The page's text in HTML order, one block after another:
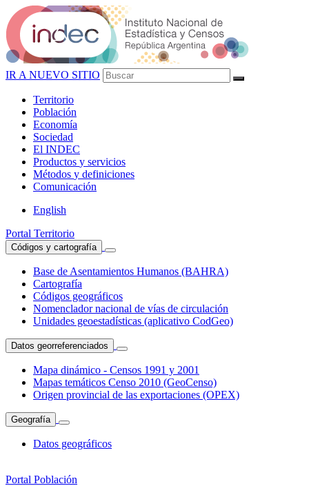
IR A NUEVO SITIO
Territorio
Población
Economía
Sociedad
El INDEC
Productos y servicios
Métodos y definiciones
Comunicación
English
Portal Territorio
Códigos y cartografía
Base de Asentamientos Humanos (BAHRA)
Cartografía
Códigos geográficos
Nomenclador nacional de vías de circulación
Unidades geoestadísticas (aplicativo CodGeo)
Datos georreferenciados
Mapa dinámico - Censos 1991 y 2001
Mapas temáticos Censo 2010 (GeoCenso)
Origen provincial de las exportaciones (OPEX)
Geografía
Datos geográficos
Portal Población